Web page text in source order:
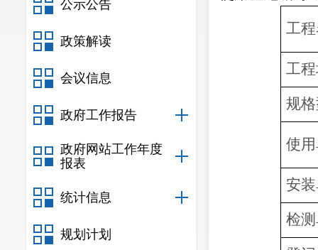
公示公告
政策解读
会议信息
政府工作报告
政府网站工作年度
报表
统计信息
规划计划
工
工
规
使
安
检